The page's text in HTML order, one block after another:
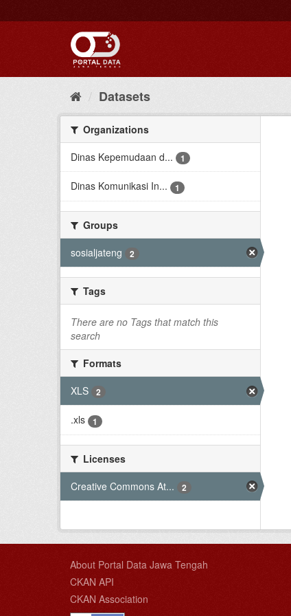
to
Datasets
Organizations
Dinas Kepemudaan d...
1
Dinas Komunikasi In... 1
Groups
sosialjateng
2
Tags
There are no Tags that match this
search
Formats
XLS
2
.xls 1
Licenses
Creative Commons At...
2
About Portal Data Jawa Tengah
CKAN API
CKAN Association